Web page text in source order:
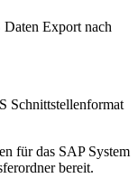
Export nach
Schnittstellenformat
für das SAP System
bereit.